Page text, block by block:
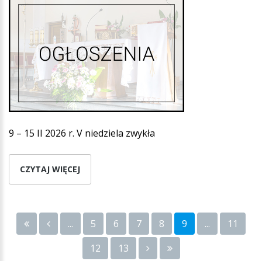
9 – 15 II 2026 r. V niedziela zwykła
CZYTAJ WIĘCEJ
... 5 6 7 8 9 ...
11
12
13